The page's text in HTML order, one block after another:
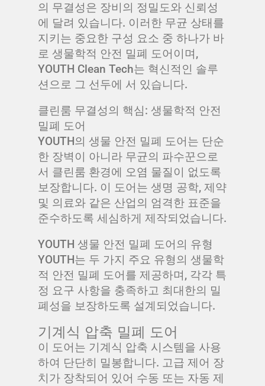
의 무결성은 장비의 정밀도와 신뢰성
에 달려 있습니다. 이러한 무균 상태를
지키는 중요한 구성 요소 중 하나가 바
로 생물학적 안전 밀폐 도어이며,
YOUTH Clean Tech는 혁신적인 솔루
션으로 그 선두에 서 있습니다.
클린룸 무결성의 핵심: 생물학적 안전
밀폐 도어
YOUTH의 생물 안전 밀폐 도어는 단순
한 장벽이 아니라 무균의 파수꾼으로
서 클린룸 환경에 오염 물질이 없도록
보장합니다. 이 도어는 생명 공학, 제약
및 의료와 같은 산업의 엄격한 표준을
준수하도록 세심하게 제작되었습니다.
YOUTH 생물 안전 밀폐 도어의 유형
YOUTH는 두 가지 주요 유형의 생물학
적 안전 밀폐 도어를 제공하며, 각각 특
정 요구 사항을 충족하고 최대한의 밀
폐성을 보장하도록 설계되었습니다.
기계식 압축 밀폐 도어
이 도어는 기계식 압축 시스템을 사용
하여 단단히 밀봉합니다. 고급 제어 장
치가 장착되어 있어 수동 또는 자동 제